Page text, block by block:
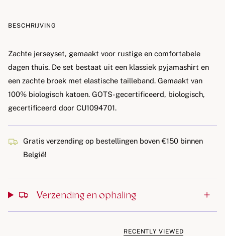
BESCHRIJVING
Zachte jerseyset, gemaakt voor rustige en comfortabele
dagen thuis. De set bestaat uit een klassiek pyjamashirt en
een zachte broek met elastische tailleband. Gemaakt van
100% biologisch katoen. GOTS-gecertificeerd, biologisch,
gecertificeerd door CU1094701.
Gratis verzending op bestellingen boven €150 binnen
België!
Verzending en ophaling
RECENTLY VIEWED